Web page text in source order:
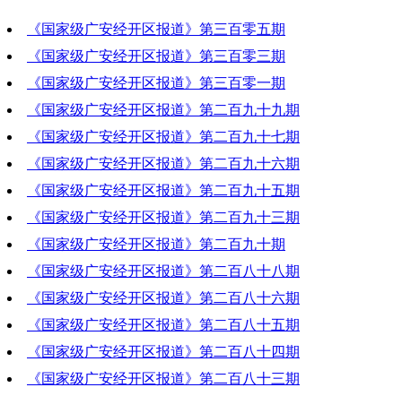
《国家级广安经开区报道》第三百零五期
2025-01-09 18:04:30
《国家级广安经开区报道》第三百零三期
2024-12-26 18:24:11
《国家级广安经开区报道》第三百零一期
2024-12-12 18:10:26
《国家级广安经开区报道》第二百九十九期
2024-11-28 19:40:56
《国家级广安经开区报道》第二百九十七期
2024-11-14 18:14:09
《国家级广安经开区报道》第二百九十六期
2024-11-14 18:21:18
《国家级广安经开区报道》第二百九十五期
2024-10-31 19:05:06
《国家级广安经开区报道》第二百九十三期
2024-10-17 19:26:35
《国家级广安经开区报道》第二百九十期
2024-09-26 20:08:59
《国家级广安经开区报道》第二百八十八期
2024-09-12 18:19:10
《国家级广安经开区报道》第二百八十六期
2024-08-29 18:04:44
《国家级广安经开区报道》第二百八十五期
2024-08-22 21:50:49
《国家级广安经开区报道》第二百八十四期
2024-08-15 18:43:27
《国家级广安经开区报道》第二百八十三期